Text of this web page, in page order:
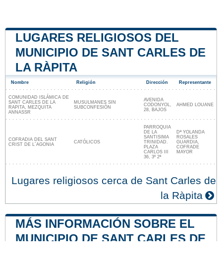
LUGARES RELIGIOSOS DEL
MUNICIPIO DE SANT CARLES DE
LA RÀPITA
Nombre Religión Dirección Representante
COMUNIDAD ISLÁMICA DE
SANT CARLES DE LA
RAPITA, MEZQUITA
ANNASSR
MUSULMANES SIN
SUBCONFESIÓN
AVENIDA
CODONYOL,
28, BAJOS
AHMED LOUANE
COFRADIA DEL SANT
CRIST DE L´AGONIA
CATÓLICOS
PARROQUIA
DE LA
SANTISIMA
TRINIDAD.
PLAZA
CARLOS III
36, 3º 2ª
Dª YOLANDA
ROSALES
GUARDIA,
COFRADE
MAYOR
Lugares religiosos cerca de Sant Carles de
la Ràpita
MÁS INFORMACIÓN SOBRE EL
MUNICIPIO DE SANT CARLES DE